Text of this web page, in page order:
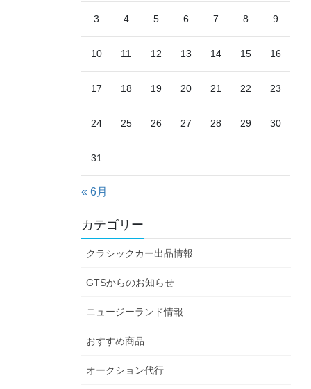
3 4 5 6 7 8 9
10 11 12 13 14 15 16
17 18 19 20 21 22 23
24 25 26 27 28 29 30
31
« 6月
カテゴリー
クラシックカー出品情報
GTSからのお知らせ
ニュージーランド情報
おすすめ商品
オークション代行